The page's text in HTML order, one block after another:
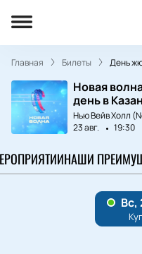
Главная Билеты День
Новая
день в
Нью Вейв Холл
23 авг.
19:30
НАШИ